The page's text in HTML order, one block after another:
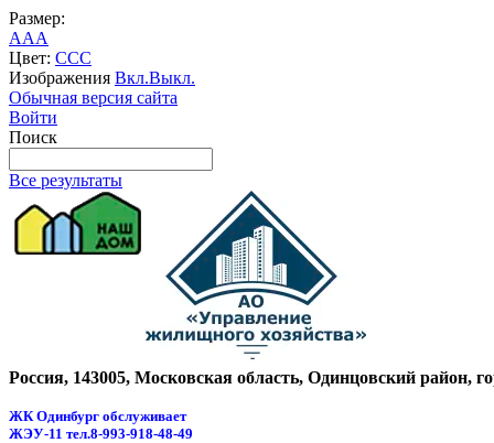
Размер:
AAA
Цвет: CCC
Изображения Вкл.Выкл.
Обычная версия сайта
Войти
Поиск
Все результаты
Россия, 143005, Московская область, Одинцовский район,
ЖК Одинбург обслуживает
ЖЭУ-11 тел.8-993-918-48-49